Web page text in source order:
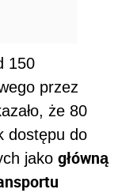
150
przez
że 80
dostępu do
jako główną